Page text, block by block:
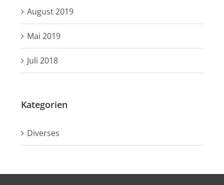
August 2019
Mai 2019
Juli 2018
Kategorien
Diverses